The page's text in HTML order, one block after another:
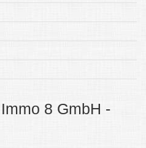
8 GmbH -